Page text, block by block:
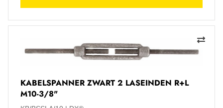
KABELSPANNER ZWART 2 LASEINDEN R+L
M10-3/8"